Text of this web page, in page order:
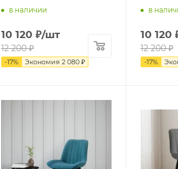
в наличии
10 120 ₽/шт
12 200₽
-17% Экономия 2 080₽
в
10 120
12 200₽
-17%